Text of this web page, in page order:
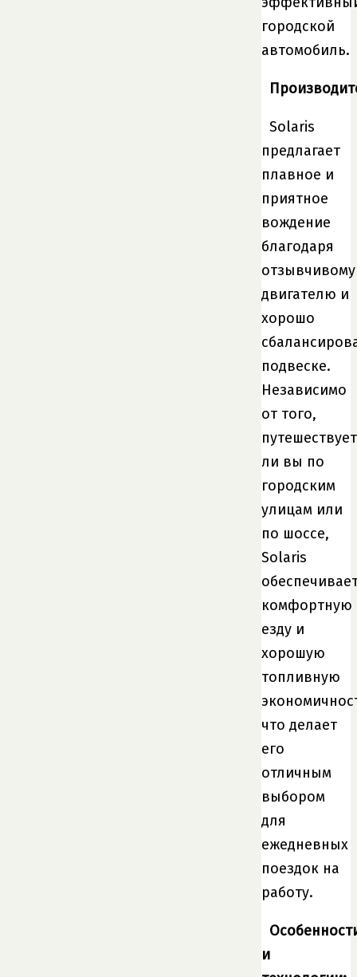
городской
автомобиль.
Solaris
предлагает
плавное и
приятное
вождение
благодаря
отзывчивому
двигателю и
хорошо
подвеске.
Независимо
от того,
ли вы по
городским
улицам или
по шоссе,
Solaris
комфортную
езду и
хорошую
топливную
что делает
его
отличным
выбором
для
ежедневных
поездок на
работу.
и